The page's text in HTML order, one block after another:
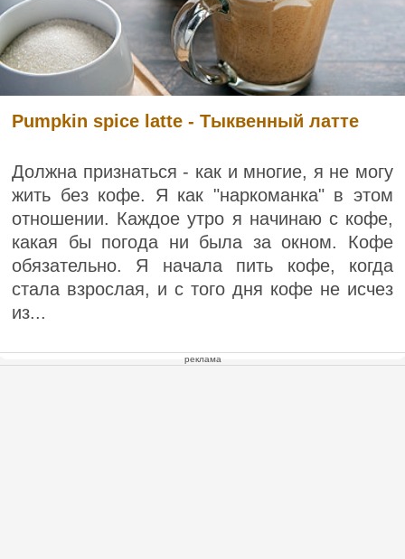
Pumpkin spice latte - Тыквенный латте
Должна признаться - как и многие, я не могу
жить без кофе. Я как "наркоманка" в этом
отношении. Каждое утро я начинаю с кофе,
какая бы погода ни была за окном. Кофе
обязательно. Я начала пить кофе, когда
стала взрослая, и с того дня кофе не исчез
из...
реклама